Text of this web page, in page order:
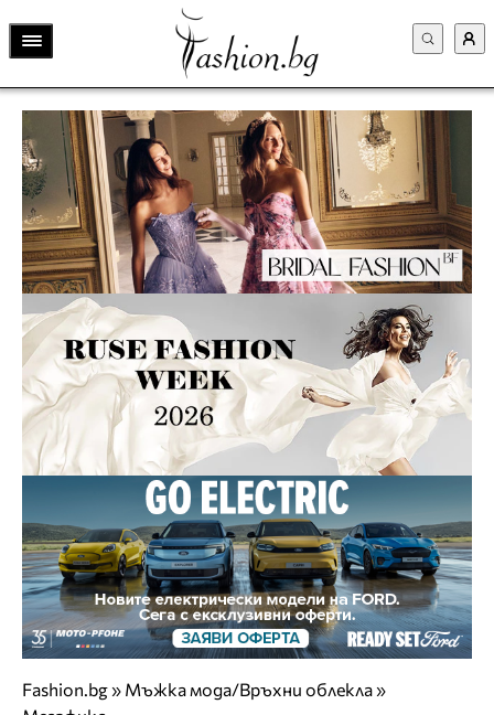
Fashion.bg» Мъжка мода/Връхни облекла»